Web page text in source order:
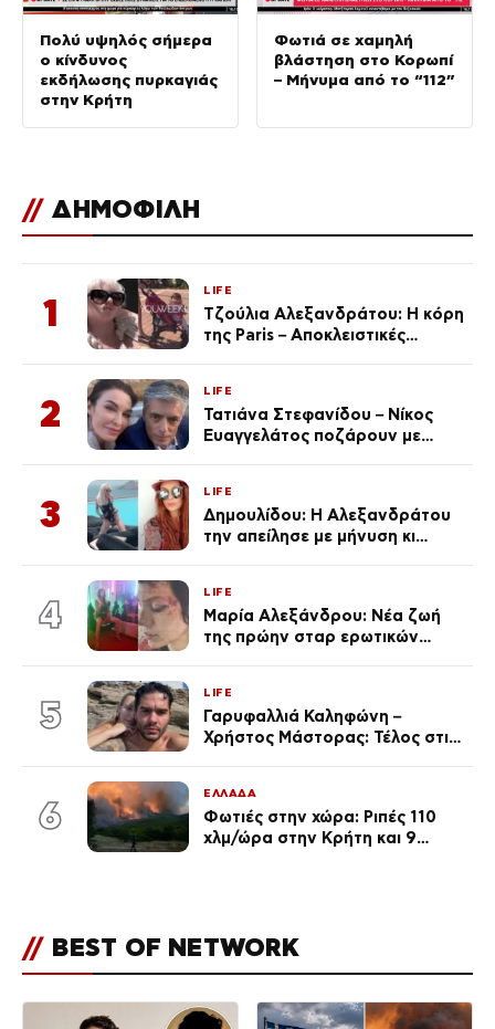
Πολύ υψηλός σήμερα
ο κίνδυνος
εκδήλωσης πυρκαγιάς
στην Κρήτη
Φωτιά σε χαμηλή
βλάστηση στο Κορωπί
– Μήνυμα από το “112”
// ΔΗΜΟΦΙΛΗ
1
LIFE
Τζούλια Αλεξανδράτου: Η κόρη
της Paris – Αποκλειστικές
2
LIFE
Τατιάνα Στεφανίδου – Νίκος
Ευαγγελάτος ποζάρουν με
3
LIFE
Δημουλίδου: Η Αλεξανδράτου
την απείλησε με μήνυση κι
ποια είσαι σοκαρίστικα»
4
LIFE
Μαρία Αλεξάνδρου: Νέα ζωή
της πρώην σταρ ερωτικών
(Φωτογραφίες)
5
LIFE
Γαρυφαλλιά Καληφώνη –
Χρήστος Μάστορας: Τέλος στις
6
ΕΛΛΑΔΑ
Φωτιές στην χώρα: Ριπές 110
χλμ/ώρα στην Κρήτη και 9
// BEST OF NETWORK